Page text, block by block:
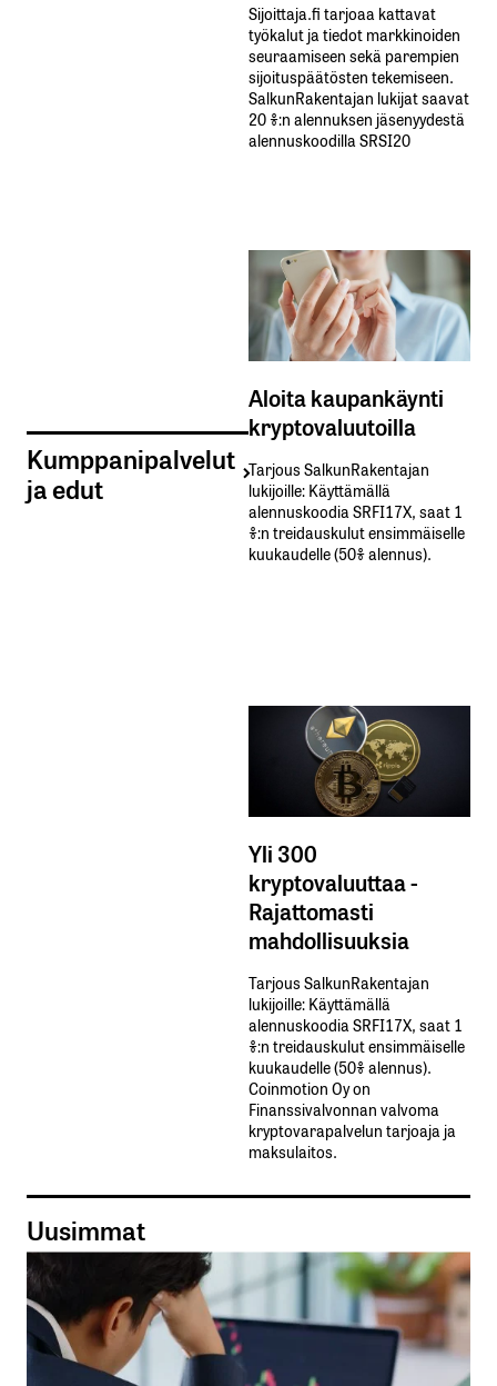
Kumppanipalvelut
ja edut
Sijoittaja.fi tarjoaa kattavat
työkalut ja tiedot markkinoiden
seuraamiseen sekä parempien
sijoituspäätösten tekemiseen.
SalkunRakentajan lukijat saavat
20 %:n alennuksen jäsenyydestä
alennuskoodilla SRSI20
Aloita kaupankäynti
kryptovaluutoilla
Tarjous SalkunRakentajan
lukijoille: Käyttämällä​ ​
alennuskoodia​ ​SRFI17X,​ ​saat​ ​1
%:n treidauskulut​ ​ensimmäiselle​ ​
kuukaudelle​ ​(50%​ ​alennus).
Yli 300
kryptovaluuttaa -
Rajattomasti
mahdollisuuksia
Tarjous SalkunRakentajan
lukijoille: Käyttämällä​ ​
alennuskoodia​ ​SRFI17X,​ ​saat​ ​1
%:n treidauskulut​ ​ensimmäiselle​ ​
kuukaudelle​ ​(50%​ ​alennus).
Coinmotion Oy on
Finanssivalvonnan valvoma
kryptovarapalvelun tarjoaja ja
maksulaitos.
Uusimmat